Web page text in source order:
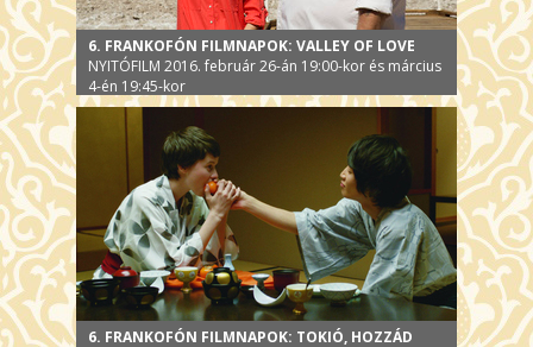
6. FRANKOFÓN FILMNAPOK: VALLEY OF LOVE
NYITÓFILM 2016. február 26-án 19:00-kor és március
4-én 19:45-kor
6. FRANKOFÓN FILMNAPOK: TOKIÓ, HOZZÁD